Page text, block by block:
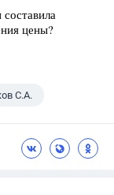
цены?
С.А.